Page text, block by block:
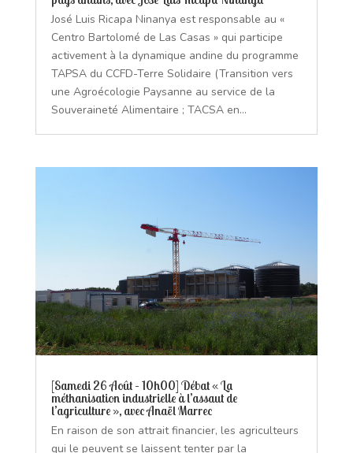
José Luis Ricapa Ninanya est responsable au «
Centro Bartolomé de Las Casas » qui participe
activement à la dynamique andine du programme
TAPSA du CCFD-Terre Solidaire (Transition vers
une Agroécologie Paysanne au service de la
Souveraineté Alimentaire ; TACSA en...
[Samedi 26 Août – 10h00] Débat « La
méthanisation industrielle à l’assaut de
l’agriculture », avec Anaël Marrec
En raison de son attrait financier, les agriculteurs
qui le peuvent se laissent tenter par la